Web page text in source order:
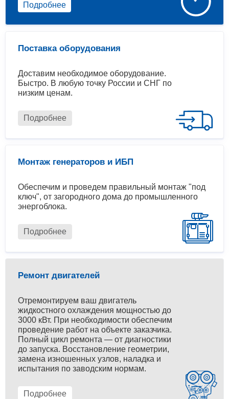
Поставка оборудования
Доставим необходимое оборудование.
Быстро. В любую точку России и СНГ по
низким ценам.
Подробнее
Монтаж генераторов и ИБП
Обеспечим и проведем правильный монтаж "под
ключ", от загородного дома до промышленного
энергоблока.
Подробнее
Подробнее
Ремонт двигателей
Отремонтируем ваш двигатель
жидкостного охлаждения мощностью до
3000 кВт. При необходимости обеспечим
проведение работ на объекте заказчика.
Полный цикл ремонта — от диагностики
до запуска. Восстановление геометрии,
замена изношенных узлов, наладка и
испытания по заводским нормам.
Подробнее